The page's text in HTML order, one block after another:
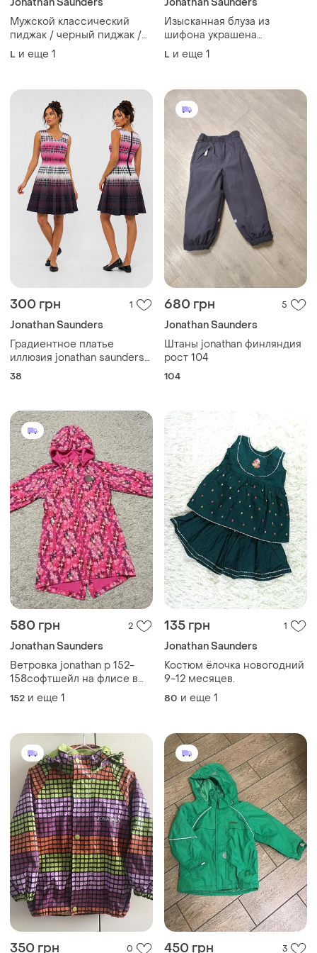
Мужской классический
пиджак / черный пиджак /
блейзер jonathan adams
L и еще 1
Изысканная блуза из
шифона украшена
лезвиями
L и еще 1
300 грн 1
Jonathan Saunders
Градиентное платье
иллюзия jonathan saunders
р.12/38
38
680 грн 5
Jonathan Saunders
Штаны jonathan финляндия
рост 104
104
580 грн 2
Jonathan Saunders
Ветровка jonathan р 152-
158софтшейл на флисе в
идеале
152 и еще 1
135 грн 1
Jonathan Saunders
Костюм ёлочка новогодний
9-12 месяцев.
80 и еще 1
350 грн 0 450 грн 3